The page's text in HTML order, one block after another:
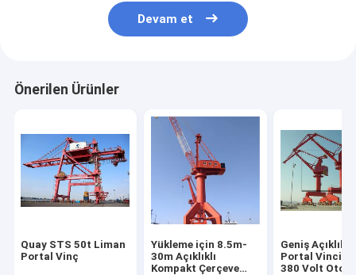
Devam et
Önerilen Ürünler
Quay STS 50t Liman
Portal Vinç
Yükleme için 8.5m-
30m Açıklıklı
Kompakt Çerçeve
Geniş
Portal Vinci
380 Volt